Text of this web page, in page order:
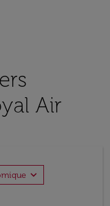
Air
expand_more